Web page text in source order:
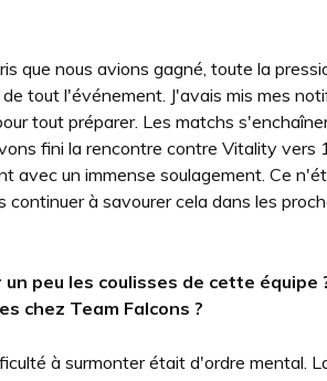
que nous avions gagné, toute la
tout l'événement. J'avais mis mes
tout préparer. Les matchs
fini la rencontre contre Vitality vers
avec un immense soulagement. Ce
à savourer cela dans les
peu les coulisses de cette équipe
chez Team Falcons ?
à surmonter était d'ordre mental.